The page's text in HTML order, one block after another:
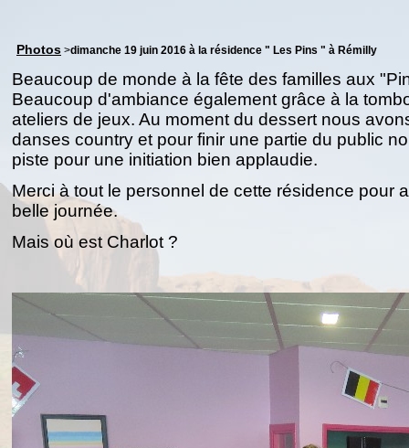
Photos >dimanche 19 juin 2016 à la résidence " Les Pins " à Rémilly
Beaucoup de monde à la fête des familles aux
Beaucoup d'ambiance également grâce à la
ateliers de jeux. Au moment du dessert nous
danses country et pour finir une partie du public
piste pour une initiation bien applaudie.
Merci à tout le personnel de cette résidence pour
belle journée.
Mais où est Charlot ?